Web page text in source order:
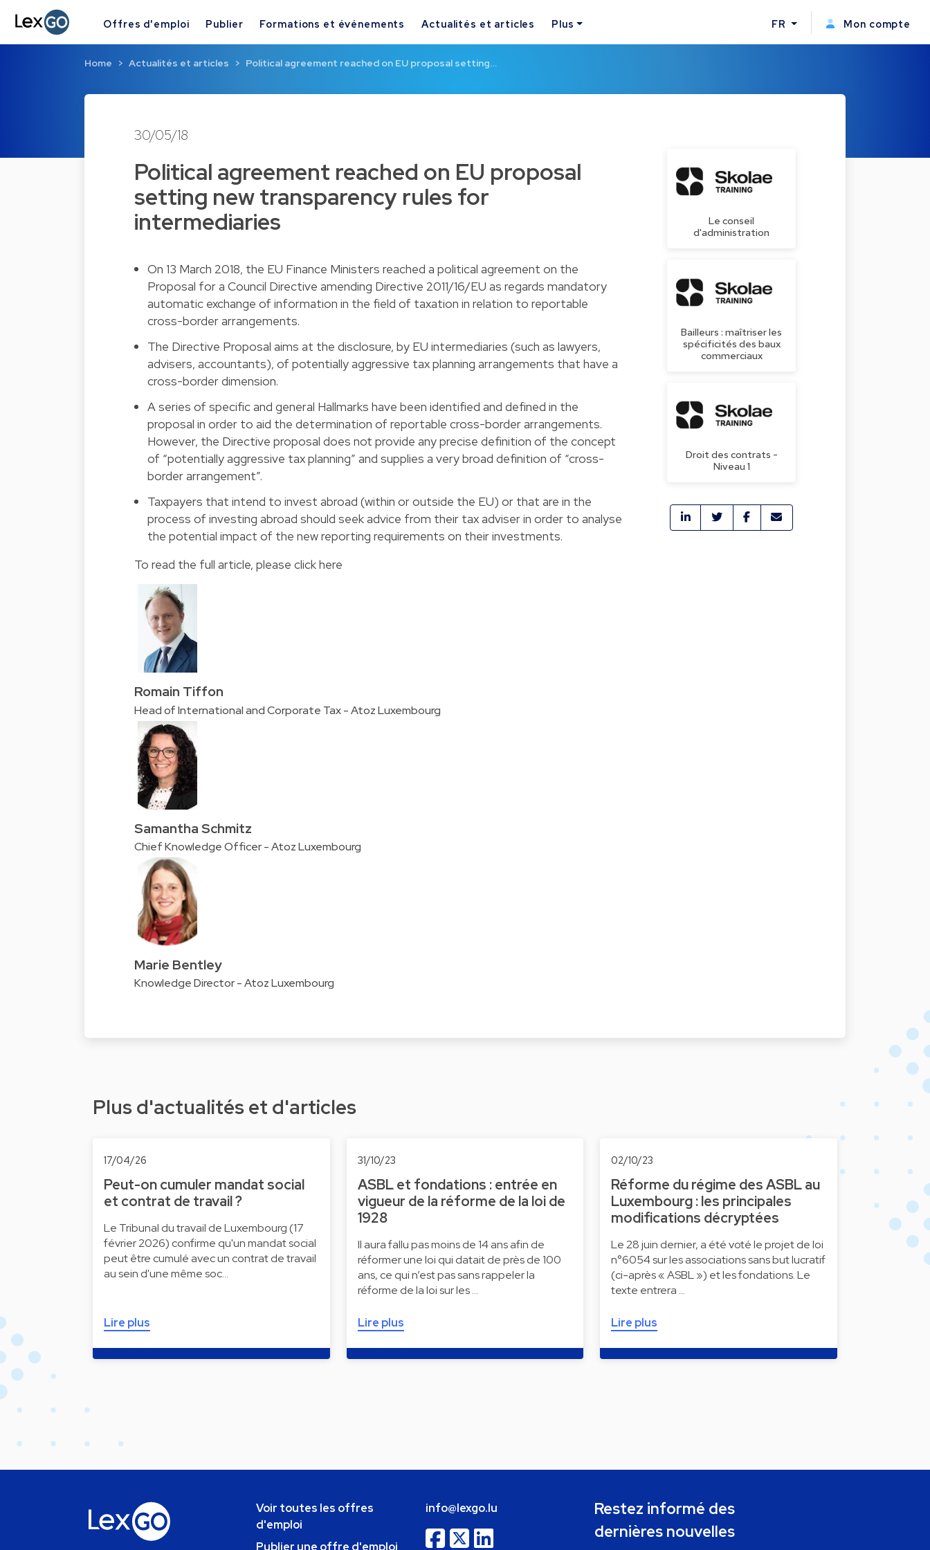
Offres d'emploi Publier Formations et événements Actualités et articles Plus FR Mon compte
Home Actualités et articles Political agreement reached on EU proposal setting…
30/05/18
Political agreement reached on EU proposal
setting new transparency rules for
intermediaries
On 13 March 2018, the EU Finance Ministers reached a political agreement on the
Proposal for a Council Directive amending Directive 2011/16/EU as regards mandatory
automatic exchange of information in the field of taxation in relation to reportable
cross-border arrangements.
The Directive Proposal aims at the disclosure, by EU intermediaries (such as lawyers,
advisers, accountants), of potentially aggressive tax planning arrangements that have a
cross-border dimension.
A series of specific and general Hallmarks have been identified and defined in the
proposal in order to aid the determination of reportable cross-border arrangements.
However, the Directive proposal does not provide any precise definition of the concept
of “potentially aggressive tax planning” and supplies a very broad definition of “cross-
border arrangement”.
Taxpayers that intend to invest abroad (within or outside the EU) or that are in the
process of investing abroad should seek advice from their tax adviser in order to analyse
the potential impact of the new reporting requirements on their investments.
To read the full article, please click here
Romain Tiffon
Head of International and Corporate Tax - Atoz Luxembourg
Samantha Schmitz
Chief Knowledge Officer - Atoz Luxembourg
Marie Bentley
Knowledge Director - Atoz Luxembourg
Le conseil
d'administration
Bailleurs : maîtriser les
spécificités des baux
commerciaux
Droit des contrats -
Niveau 1
Plus d'actualités et d'articles
17/04/26
Peut-on cumuler mandat social
et contrat de travail ?
Le Tribunal du travail de Luxembourg (17
février 2026) confirme qu'un mandat social
peut être cumulé avec un contrat de travail
au sein d'une même soc…
Lire plus
31/10/23
ASBL et fondations : entrée en
vigueur de la réforme de la loi de
1928
Il aura fallu pas moins de 14 ans afin de
réformer une loi qui datait de près de 100
ans, ce qui n’est pas sans rappeler la
réforme de la loi sur les …
Lire plus
02/10/23
Réforme du régime des ASBL au
Luxembourg : les principales
modifications décryptées
Le 28 juin dernier, a été voté le projet de loi
n°6054 sur les associations sans but lucratif
(ci-après « ASBL ») et les fondations. Le
texte entrera …
Lire plus
Voir toutes les offres
d'emploi
info@lexgo.lu
Restez informé des
dernières nouvelles